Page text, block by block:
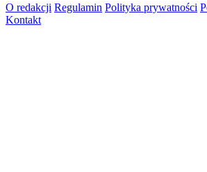
O redakcji Regulamin Polityka prywatności
Kontakt